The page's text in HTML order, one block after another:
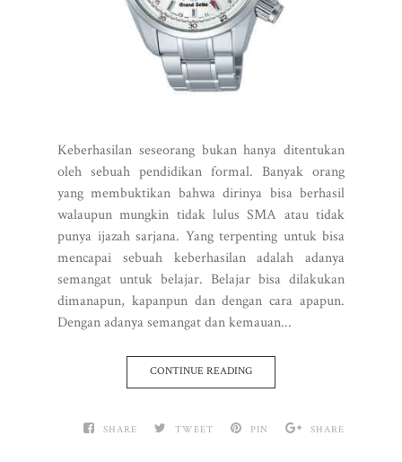
Keberhasilan seseorang bukan hanya ditentukan
oleh sebuah pendidikan formal. Banyak orang
yang membuktikan bahwa dirinya bisa berhasil
walaupun mungkin tidak lulus SMA atau tidak
punya ijazah sarjana. Yang terpenting untuk bisa
mencapai sebuah keberhasilan adalah adanya
semangat untuk belajar. Belajar bisa dilakukan
dimanapun, kapanpun dan dengan cara apapun.
Dengan adanya semangat dan kemauan...
CONTINUE READING
SHARE TWEET PIN SHARE